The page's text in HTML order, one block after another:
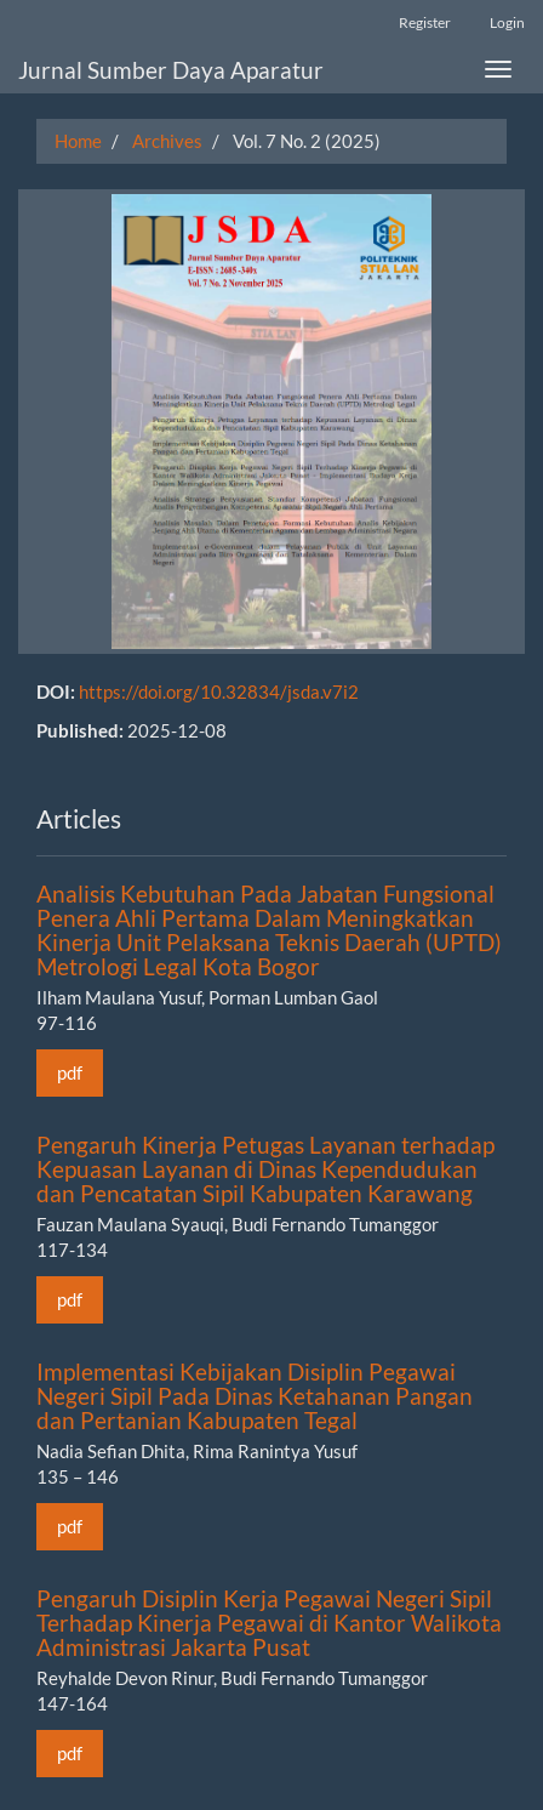
Main
Register Login
Toggle
Jurnal Sumber Daya Aparatur
Home Archives Vol. 7 No. 2 (2025)
DOI: https://doi.org/10.32834/jsda.v7i2
Published: 2025-12-08
Articles
Analisis Kebutuhan Pada Jabatan Fungsional
Penera Ahli Pertama Dalam Meningkatkan
Kinerja Unit Pelaksana Teknis Daerah (UPTD)
Metrologi Legal Kota Bogor
Ilham Maulana Yusuf, Porman Lumban Gaol
97-116
pdf
Pengaruh Kinerja Petugas Layanan terhadap
Kepuasan Layanan di Dinas Kependudukan
dan Pencatatan Sipil Kabupaten Karawang
Fauzan Maulana Syauqi, Budi Fernando Tumanggor
117-134
pdf
Implementasi Kebijakan Disiplin Pegawai
Negeri Sipil Pada Dinas Ketahanan Pangan
dan Pertanian Kabupaten Tegal
Nadia Sefian Dhita, Rima Ranintya Yusuf
135 – 146
pdf
Pengaruh Disiplin Kerja Pegawai Negeri Sipil
Terhadap Kinerja Pegawai di Kantor Walikota
Administrasi Jakarta Pusat
Reyhalde Devon Rinur, Budi Fernando Tumanggor
147-164
pdf